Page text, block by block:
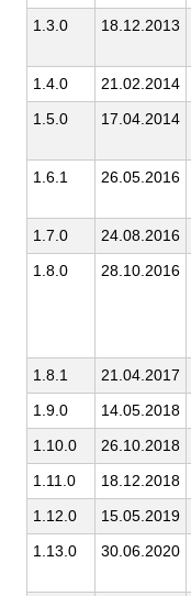
1.3.0 18.12.2013
1.4.0 21.02.2014
1.5.0
17.04.2014
1.6.1 26.05.2016
1.7.0 24.08.2016
1.8.0
28.10.2016
1.8.1 21.04.2017
1.9.0
14.05.2018
1.10.0
26.10.2018
1.11.0
18.12.2018
1.12.0
15.05.2019
1.13.0
30.06.2020